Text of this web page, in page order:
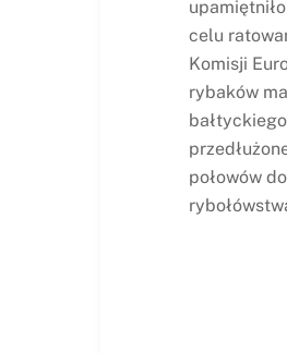
celu
Komisji
rybaków
połowów